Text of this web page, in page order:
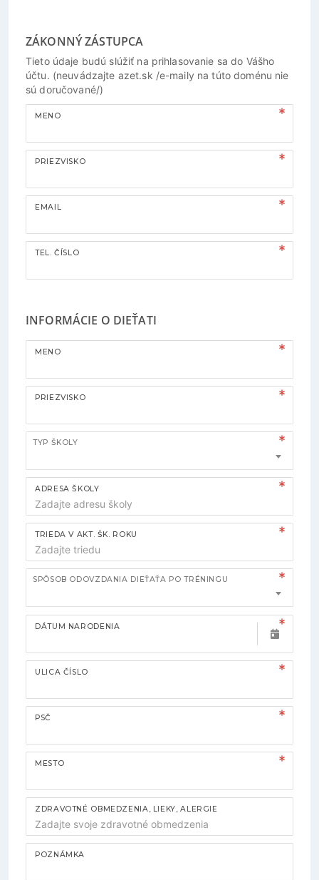
ZÁKONNÝ ZÁSTUPCA
Tieto údaje budú slúžiť na prihlasovanie sa do Vášho
účtu. (neuvádzajte azet.sk /e-maily na túto doménu nie
sú doručované/)
MENO
PRIEZVISKO
EMAIL
TEL. ČÍSLO
INFORMÁCIE O DIEŤATI
MENO
PRIEZVISKO
TYP ŠKOLY
ADRESA ŠKOLY
TRIEDA V AKT. ŠK. ROKU
SPÔSOB ODOVZDANIA DIEŤAŤA PO TRÉNINGU
DÁTUM NARODENIA
ULICA ČÍSLO
PSČ
MESTO
ZDRAVOTNÉ OBMEDZENIA, LIEKY, ALERGIE
POZNÁMKA